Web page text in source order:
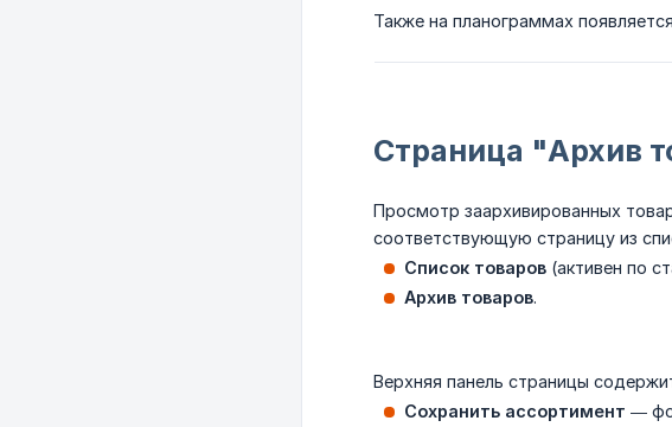
Также на планограммах
Страница "Архив
Просмотр заархивированных
соответствующую страницу из
Список товаров (активен по
Архив товаров.
Верхняя панель страницы
Сохранить ассортимент —